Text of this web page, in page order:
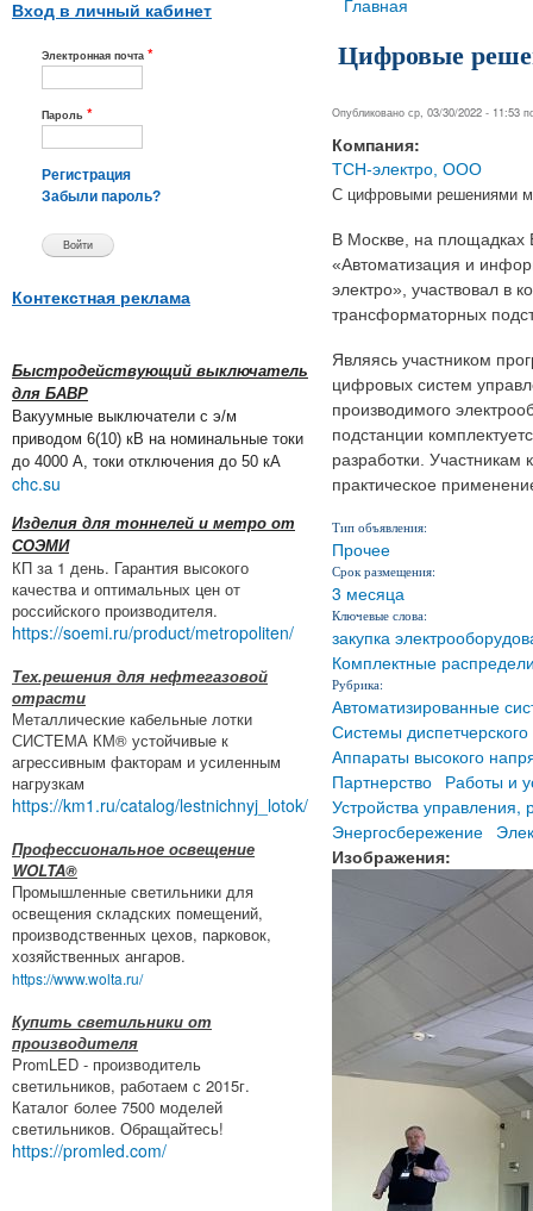
Вход в личный кабинет
Электронная почта *
Пароль *
Регистрация
Забыли пароль?
Контекстная реклама
Быстродействующий выключатель
для БАВР
Вакуумные выключатели с э/м
приводом 6(10) кВ на номинальные токи
до 4000 А, токи отключения до 50 кА
chc.su
Изделия для тоннелей и метро от
СОЭМИ
КП за 1 день. Гарантия высокого
качества и оптимальных цен от
российского производителя.
https://soemi.ru/product/metropoliten/
Тех.решения для нефтегазовой
отрасти
Металлические кабельные лотки
СИСТЕМА КМ® устойчивые к
агрессивным факторам и усиленным
нагрузкам
https://km1.ru/catalog/lestnichnyj_lotok/
Профессиональное освещение
WOLTA®
Промышленные светильники для
освещения складских помещений,
производственных цехов, парковок,
хозяйственных ангаров.
https://www.wolta.ru/
Купить светильники от
производителя
PromLED - производитель
светильников, работаем с 2015г.
Каталог более 7500 моделей
светильников. Обращайтесь!
https://promled.com/
Вы здесь
Главная
Цифровые
Опубликовано ср, 03/30/2022 - 11:53
Компания:
ТСН-электро, ООО
С цифровыми решениями
В Москве, на площадках
«Автоматизация и
электро», участвовал в
трансформаторных
Являясь участником
цифровых систем
производимого
подстанции
разработки.
практическое
Тип объявления:
Прочее
Срок размещения:
3 месяца
Ключевые слова:
закупка
Комплектные
Рубрика:
Автоматизированные
Системы
Аппараты высокого
Партнерство Работы и
Устройства
Энергосбережение
Изображения: